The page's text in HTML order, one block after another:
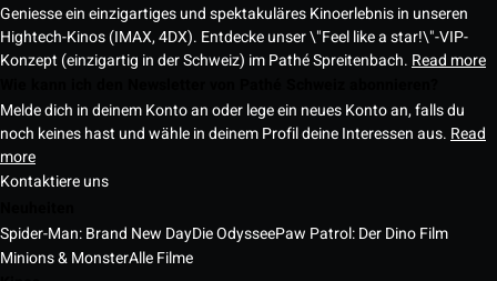
Geniesse ein einzigartiges und spektakuläres Kinoerlebnis in unseren
Hightech-Kinos (IMAX, 4DX). Entdecke unser \"Feel like a star!\"-VIP-
Konzept (einzigartig in der Schweiz) im Pathé Spreitenbach. Read more
Melde dich in deinem Konto an oder lege ein neues Konto an, falls du
noch keines hast und wähle in deinem Profil deine Interessen aus. Read
more
Kontaktiere uns
Spider-Man: Brand New DayDie OdysseePaw Patrol: Der Dino Film
Minions & MonsterAlle Filme